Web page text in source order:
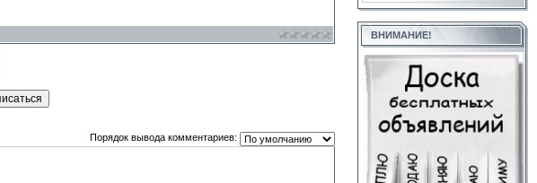
Порядок вывода комментариев:
ВНИМАНИЕ!